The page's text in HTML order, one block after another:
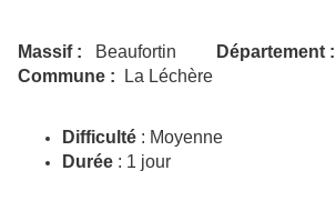
Massif : Beaufortin Département :
Commune :
La Léchère
Difficulté : Moyenne
Durée : 1 jour